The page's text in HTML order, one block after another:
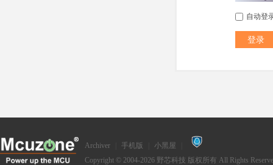
自动登
登录
Archiver 手机版 小黑屋
Copyright © 2004-2026 野芯科技 版权所有 All Rights